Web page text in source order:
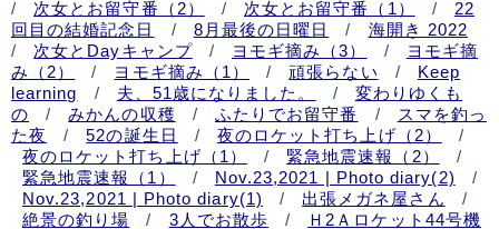
/
次女とお留守番（2） / 次女とお留守番（1） /
22
回目の結婚記念日
/ 8月最後の日曜日 /
海開き 2022
/
次女とDayキャンプ / ヨモギ摘み（3） /
ヨモギ摘
み（2）
/ ヨモギ摘み（1） / 頑張らない /
Keep
learning
/ 夫、51歳になりました。 /
変わりゆくも
の
/ みかんの収穫 / ふたりでお留守番 /
スマを釣っ
た夜
/ 52の誕生日 / 夜のロケット打ち上げ（2）
/
夜のロケット打ち上げ（1）
/ 緊急地震速報（2）
/
緊急地震速報（1）
/ Nov.23,2021 | Photo diary(2)
/
Nov.23,2021 | Photo diary(1)
/ 出張メガネ屋さん
/
絶景の釣り場
/ 3人でお散歩 /
Ｈ2Ａロケット44号機